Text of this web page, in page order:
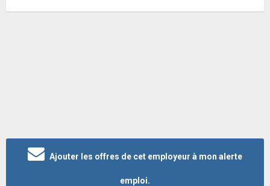
Ajouter les offres de cet employeur à mon alerte
emploi.